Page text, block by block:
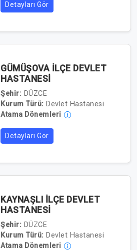
Detayları Gör
GÜMÜŞOVA İLÇE DEVLET
HASTANESİ
Şehir: DÜZCE
Kurum Türü: Devlet Hastanesi
Atama Dönemleri
Detayları Gör
KAYNAŞLI İLÇE DEVLET
HASTANESİ
Şehir: DÜZCE
Kurum Türü: Devlet Hastanesi
Atama Dönemleri